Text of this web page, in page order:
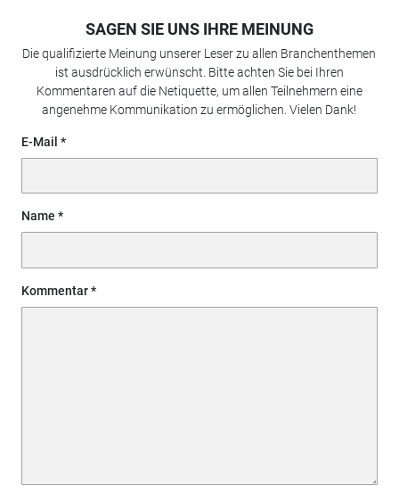
SAGEN SIE UNS IHRE MEINUNG
Die qualifizierte Meinung unserer Leser zu allen Branchenthemen
ist ausdrücklich erwünscht. Bitte achten Sie bei Ihren
Kommentaren auf die Netiquette, um allen Teilnehmern eine
angenehme Kommunikation zu ermöglichen. Vielen Dank!
E-Mail
Name
Kommentar